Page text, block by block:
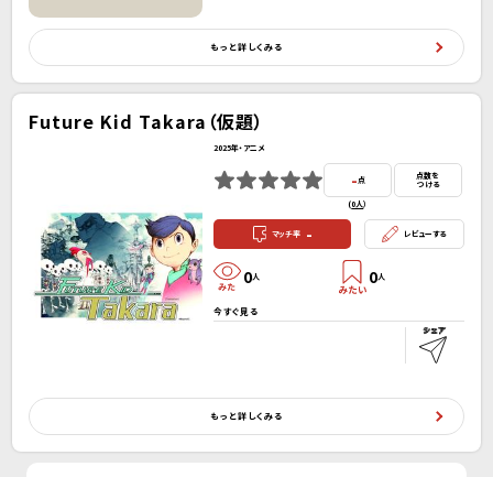
もっと詳しくみる
Future Kid Takara（仮題）
2025年・アニメ
-点
(0人）
点数を
つける
マッチ率 - レビューする
0人 0人
今すぐ見る
もっと詳しくみる